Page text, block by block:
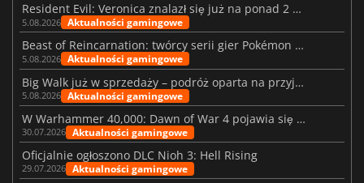
Resident Evil: Veronica znalazł się już na ponad 2 milionach list życzeń
5.08.2026 Aktualności gamingowe
Beast of Reincarnation: twórcy serii gier Pokémon wkraczają na nową ścieżkę
5.08.2026 Aktualności gamingowe
Big Walk już w sprzedaży – podróż oparta na przyjaźni
5.08.2026 Aktualności gamingowe
W Warhammer 40,000: Dawn of War 4 pojawia się frakcja Nekronów
30.07.2026 Aktualności gamingowe
Oficjalnie ogłoszono DLC Nioh 3: Hell Rising
29.07.2026 Aktualności gamingowe